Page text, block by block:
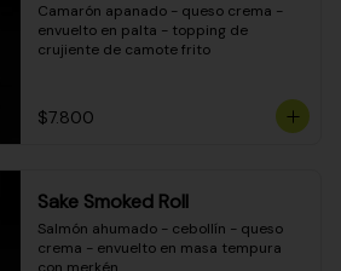
Camarón apanado - queso crema -
envuelto en palta - topping de
crujiente de camote frito
$7.800
Sake Smoked Roll
Salmón ahumado - cebollín - queso
crema - envuelto en masa tempura